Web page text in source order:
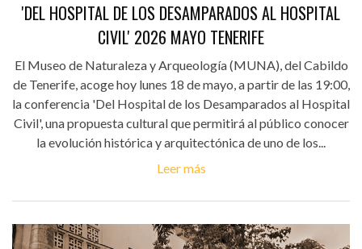
'DEL HOSPITAL DE LOS DESAMPARADOS AL HOSPITAL
CIVIL' 2026 MAYO TENERIFE
El Museo de Naturaleza y Arqueología (MUNA), del Cabildo
de Tenerife, acoge hoy lunes 18 de mayo, a partir de las 19:00,
la conferencia 'Del Hospital de los Desamparados al Hospital
Civil', una propuesta cultural que permitirá al público conocer
la evolución histórica y arquitectónica de uno de los...
Leer más